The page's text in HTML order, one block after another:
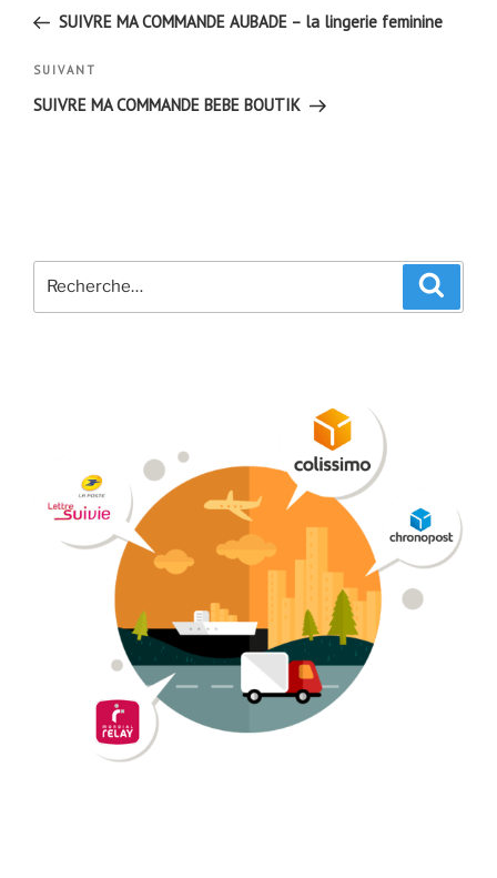
l’article
précédent
SUIVRE MA COMMANDE AUBADE – la lingerie feminine
Article
suivant
SUIVANT
SUIVRE MA COMMANDE BEBE BOUTIK
pour